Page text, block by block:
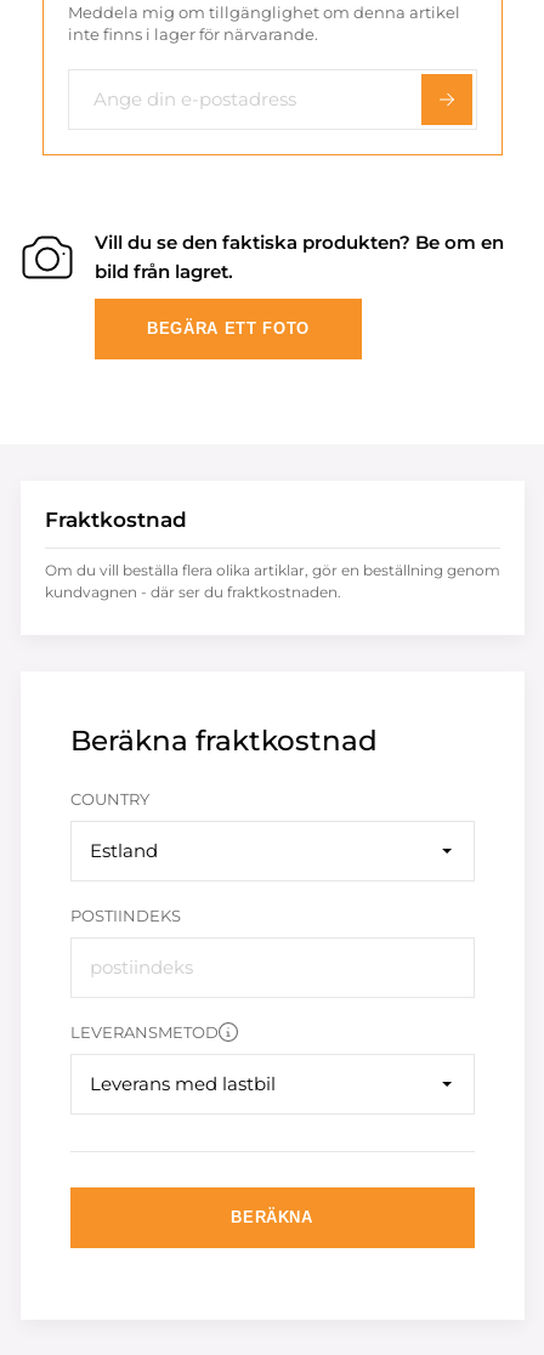
Meddela mig om tillgänglighet om denna artikel
inte finns i lager för närvarande.
Vill du se den faktiska produkten? Be om en
bild från lagret.
BEGÄRA ETT FOTO
Beräkna fraktkostnad
COUNTRY
Estland
POSTIINDEKS
LEVERANSMETOD
Leverans med lastbil
BERÄKNA
Fraktkostnad
Om du vill beställa flera olika artiklar, gör en beställning genom
kundvagnen - där ser du fraktkostnaden.